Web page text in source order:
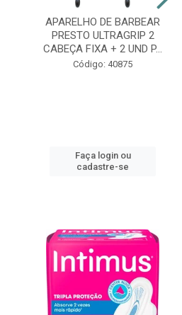
APARELHO DE BARBEAR
PRESTO ULTRAGRIP 2
CABEÇA FIXA + 2 UND P...
Código: 40875
Faça login ou
cadastre-se